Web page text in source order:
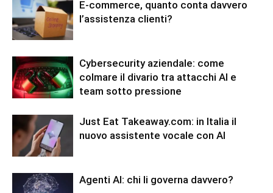
E-commerce, quanto conta davvero
l’assistenza clienti?
Cybersecurity aziendale: come
colmare il divario tra attacchi AI e
team sotto pressione
Just Eat Takeaway.com: in Italia il
nuovo assistente vocale con AI
Agenti AI: chi li governa davvero?